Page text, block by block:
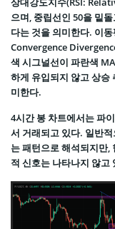
으며, 중립선인 50을 밑
다는 것을 의미한다. 이
Convergence
색 시그널선이 파란색
하게 유입되지 않고 상승
미한다.
4시간 봉 차트에서는 파
서 거래되고 있다. 일반
는 패턴으로 해석되지만,
적 신호는 나타나지 않고